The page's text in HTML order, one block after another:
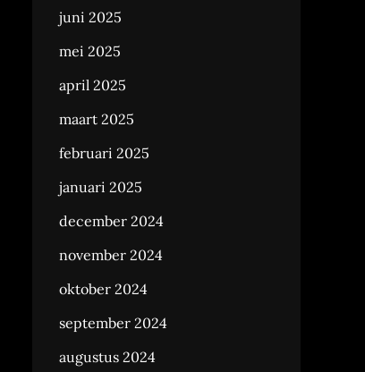
juni 2025
mei 2025
april 2025
maart 2025
februari 2025
januari 2025
december 2024
november 2024
oktober 2024
september 2024
augustus 2024